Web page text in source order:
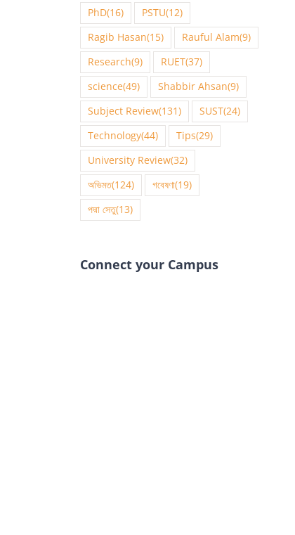
PhD(16) PSTU(12)
Ragib Hasan(15) Rauful Alam(9)
Research(9) RUET(37)
science(49) Shabbir Ahsan(9)
Subject Review(131) SUST(24)
Technology(44) Tips(29)
University Review(32)
অভিমত(124) গবেষণা(19)
পদ্মা সেতু(13)
Connect your Campus